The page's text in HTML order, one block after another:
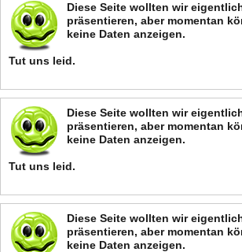
Diese Seite wollten wir
präsentieren, aber momentan
keine Daten anzeigen.
Tut uns leid.
Diese Seite wollten wir
präsentieren, aber momentan
keine Daten anzeigen.
Tut uns leid.
Diese Seite wollten wir
präsentieren, aber momentan
keine Daten anzeigen.